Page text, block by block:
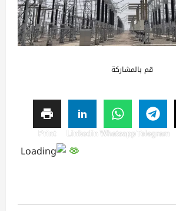
قم بالمشاركة
Telegram
Whatsapp
Linkedin
Print